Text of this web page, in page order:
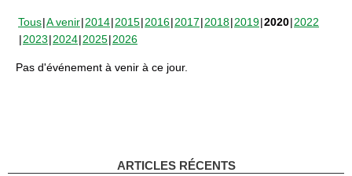
Tous A venir 2014 2015 2016 2017 2018 2019 2020 2022
2023 2024 2025 2026
Pas d'événement à venir à ce jour.
ARTICLES RÉCENTS